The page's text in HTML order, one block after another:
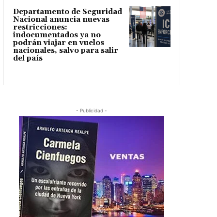
Departamento de Seguridad
Nacional anuncia nuevas
restricciones:
indocumentados ya no
podrán viajar en vuelos
nacionales, salvo para salir
del país
- Publicidad -